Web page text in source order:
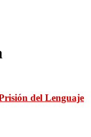
del Lenguaje